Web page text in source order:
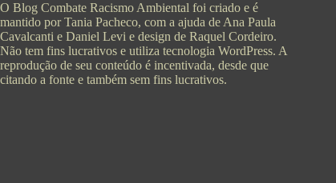
O Blog Combate Racismo Ambiental foi criado e é
mantido por Tania Pacheco, com a ajuda de Ana Paula
Cavalcanti e Daniel Levi e design de Raquel Cordeiro.
Não tem fins lucrativos e utiliza tecnologia WordPress. A
reprodução de seu conteúdo é incentivada, desde que
citando a fonte e também sem fins lucrativos.